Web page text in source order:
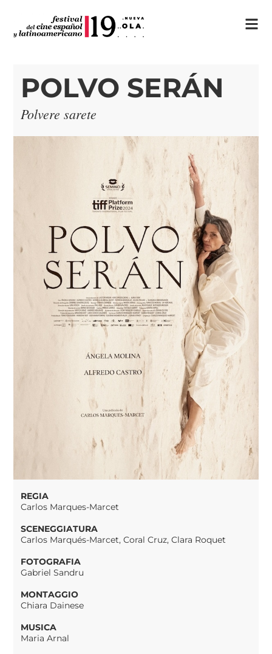
POLVO SERÁN
Polvere sarete
REGIA
Carlos Marques-Marcet
SCENEGGIATURA
Carlos Marqués-Marcet, Coral Cruz, Clara Roquet
FOTOGRAFIA
Gabriel Sandru
MONTAGGIO
Chiara Dainese
MUSICA
Maria Arnal